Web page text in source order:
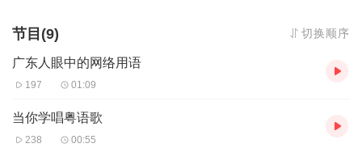
节目(9) 切换顺序
广东人眼中的网络用语
197 01:09
当你学唱粤语歌
238 00:55